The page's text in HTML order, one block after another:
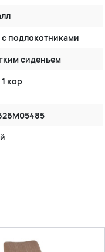
с подлокотниками
сиденьем
кор